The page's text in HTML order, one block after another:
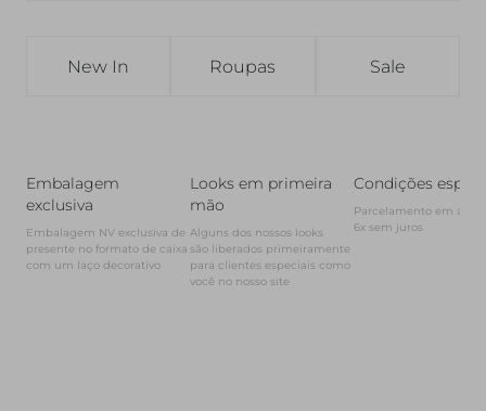
New In Roupas Sale
Embalagem
exclusiva
Embalagem NV exclusiva de
presente no formato de caixa
com um laço decorativo
Looks em primeira
mão
Alguns dos nossos looks
são liberados primeiramente
para clientes especiais como
você no nosso site
Condições
Parcelamento em até
6x sem juros